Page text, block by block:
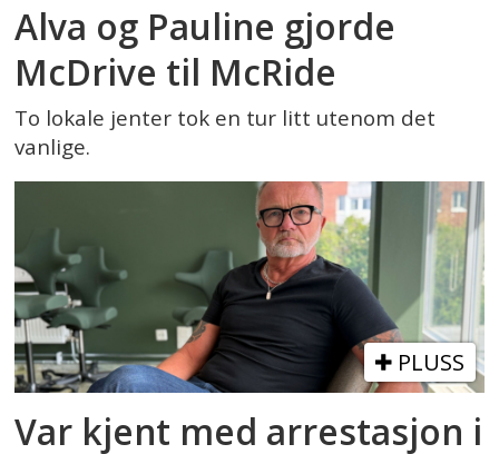
Alva og Pauline gjorde
McDrive til McRide
To lokale jenter tok en tur litt utenom det
vanlige.
PLUSS
Var kjent med arrestasjon i